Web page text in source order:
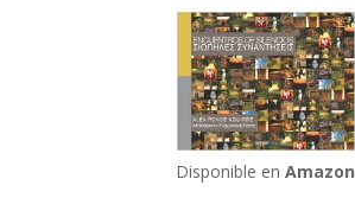
Disponible enAmazon